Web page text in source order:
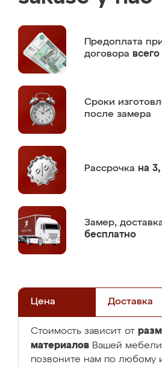
Предоплата
договора
Сроки
после замера
Рассрочка на
Замер,
бесплатно
Цена Доставка
Стоимость зависит от
материалов Вашей
позвоните нам по любому